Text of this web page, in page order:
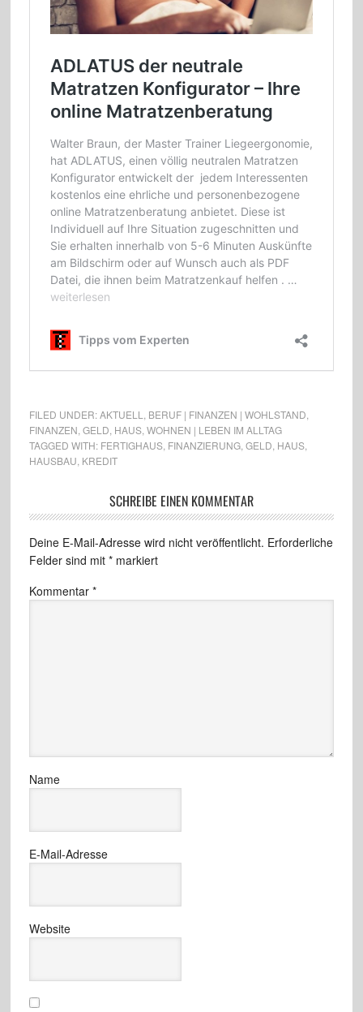
FILED UNDER:AKTUELL BERUF | FINANZEN | WOHLSTAND
FINANZEN GELD HAUS, WOHNEN | LEBEN IM ALLTAG
TAGGED WITH: FERTIGHAUS, FINANZIERUNG, GELD HAUS,
HAUSBAU KREDIT
SCHREIBE EINEN KOMMENTAR
Deine E-Mail-Adresse wird nicht veröffentlicht. Erforderliche
Felder sind mit *markiert
Kommentar *
Name
E-Mail-Adresse
Website